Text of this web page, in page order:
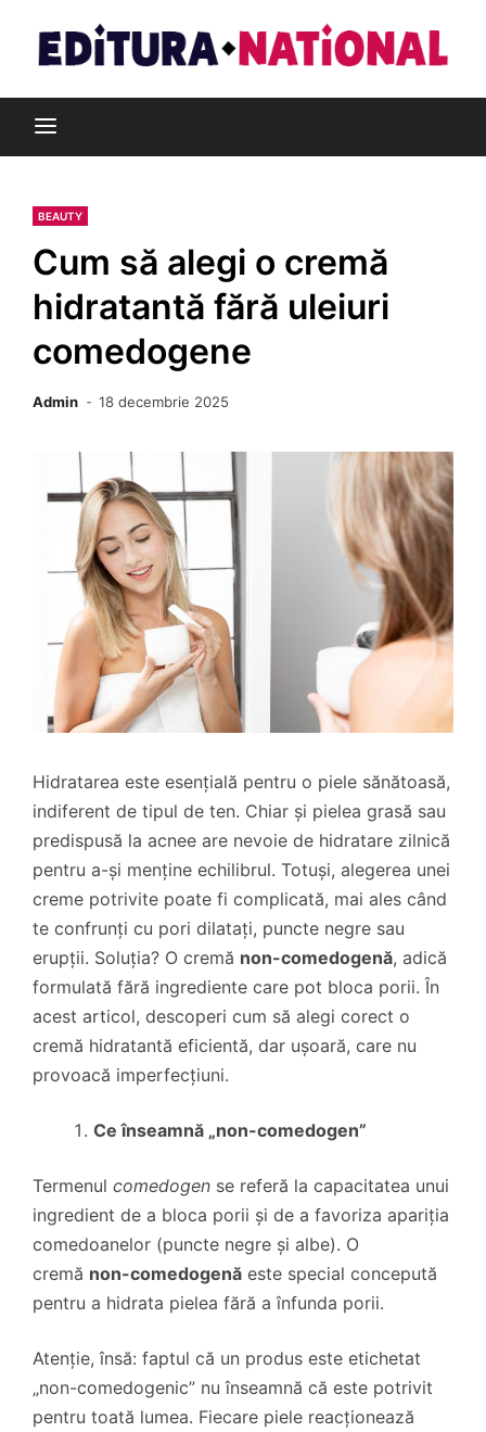
content
Editura Național
BEAUTY
Cum să alegi o cremă
hidratantă fără uleiuri
comedogene
Admin 18 decembrie 2025
Hidratarea este esențială pentru o piele sănătoasă,
indiferent de tipul de ten. Chiar și pielea grasă sau
predispusă la acnee are nevoie de hidratare zilnică
pentru a-și menține echilibrul. Totuși, alegerea unei
creme potrivite poate fi complicată, mai ales când
te confrunți cu pori dilatați, puncte negre sau
erupții. Soluția? O cremă non-comedogenă, adică
formulată fără ingrediente care pot bloca porii. În
acest articol, descoperi cum să alegi corect o
cremă hidratantă eficientă, dar ușoară, care nu
provoacă imperfecțiuni.
Ce înseamnă „non-comedogen”
Termenul comedogen se referă la capacitatea unui
ingredient de a bloca porii și de a favoriza apariția
comedoanelor (puncte negre și albe). O
cremă non-comedogenă este special concepută
pentru a hidrata pielea fără a înfunda porii.
Atenție, însă: faptul că un produs este etichetat
„non-comedogenic” nu înseamnă că este potrivit
pentru toată lumea. Fiecare piele reacționează